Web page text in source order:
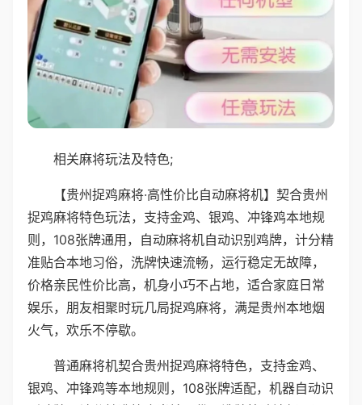
相关麻将玩法及特色;
【贵州捉鸡麻将·高性价比自动麻将机】契合贵州
捉鸡麻将特色玩法，支持金鸡、银鸡、冲锋鸡本地规
则，108张牌通用，自动麻将机自动识别鸡牌，计分精
准贴合本地习俗，洗牌快速流畅，运行稳定无故障，
价格亲民性价比高，机身小巧不占地，适合家庭日常
娱乐，朋友相聚时玩几局捉鸡麻将，满是贵州本地烟
火气，欢乐不停歇。
普通麻将机契合贵州捉鸡麻将特色，支持金鸡、
银鸡、冲锋鸡等本地规则，108张牌适配，机器自动识